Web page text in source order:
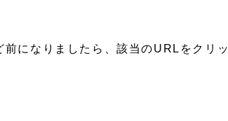
になりましたら、該当のURLをクリッ